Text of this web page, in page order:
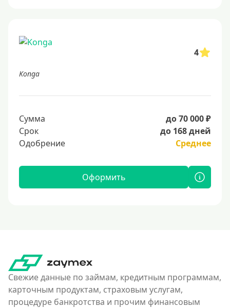
4
Konga
Сумма
до 70 000 ₽
Срок
до 168 дней
Одобрение
Среднее
Оформить
Свежие данные по займам, кредитным программам,
карточным продуктам, страховым услугам,
процедуре банкротства и прочим финансовым